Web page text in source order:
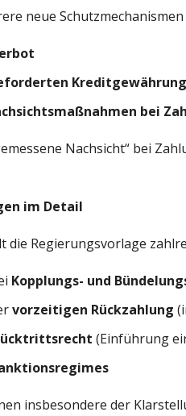
neue Schutzmechanismen
Kreditgewährung
bei
Nachsicht“ bei
im Detail
die Regierungsvorlage
Kopplungs- und
vorzeitigen Rückzahlung
(Einführung
insbesondere der